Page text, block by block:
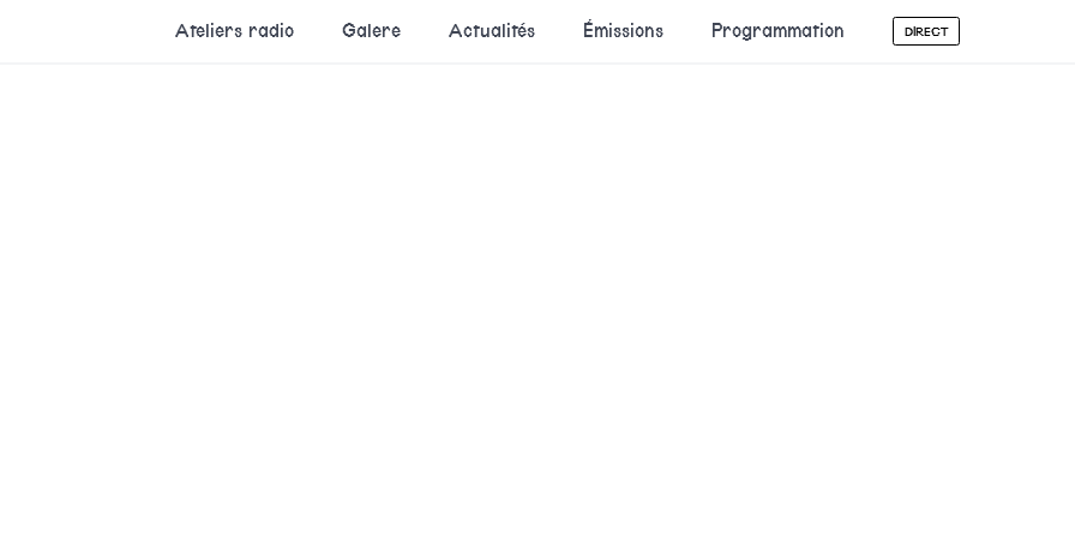
Ateliers radio Galere Actualités Émissions Programmation DIRECT